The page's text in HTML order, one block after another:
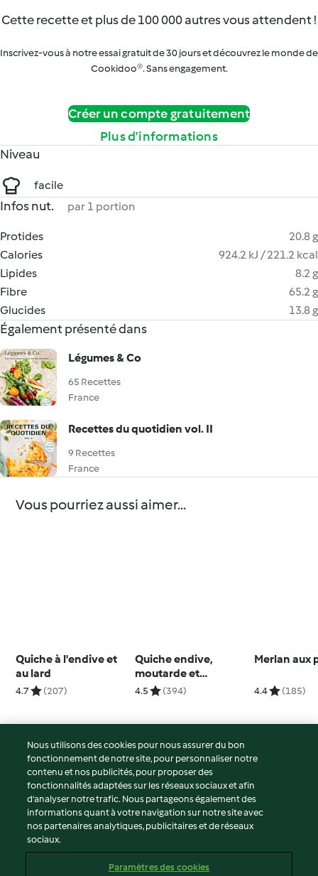
Cette recette et plus de 100 000 autres vous attendent !
Inscrivez-vous à notre essai gratuit de 30 jours et découvrez le monde de
Cookidoo®. Sans engagement.
Créer un compte gratuitement
Plus d’informations
Niveau
facile
Infos nut. par 1 portion
Protides
20.8 g
Calories
924.2 kJ / 221.2 kcal
Lipides
8.2 g
Fibre
65.2 g
Glucides
13.8 g
Également présenté dans
Légumes & Co
65 Recettes
France
Recettes du quotidien vol. II
9 Recettes
France
Vous pourriez aussi aimer...
Quiche à l'endive et
au lard
4.7 (207)
Quiche endive,
moutarde et
camembert
4.5 (394)
Merlan aux
4.4 (185)
© Copyright 2026
Conditions d'utilisation
Politique de confidentialité
Non-responsabilité
Mentions légales
Nous utilisons des cookies pour nous assurer du bon
fonctionnement de notre site, pour personnaliser notre
contenu et nos publicités, pour proposer des
fonctionnalités adaptées sur les réseaux sociaux et afin
d’analyser notre trafic. Nous partageons également des
informations quant à votre navigation sur notre site avec
nos partenaires analytiques, publicitaires et de réseaux
sociaux.
Paramètres des cookies